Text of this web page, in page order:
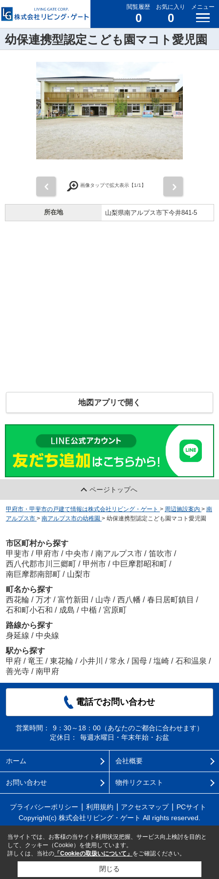
閲覧履歴
0
お気に入り
0
メニュー
幼保連携型認定こども園マコト愛児園
画像タップで拡大表示【1/1】
所在地 山梨県南アルプス市下今井841-5
地図アプリで開く
ページトップへ
甲府市・甲斐市の戸建て情報は株式会社リビング・ゲート > 周辺施設案内 > 南
アルプス市 > 南アルプス市の幼稚園 > 幼保連携型認定こども園マコト愛児園
市区町村から探す
甲斐市 / 甲府市 / 中央市 / 南アルプス市 / 笛吹市 /
西八代郡市川三郷町 / 甲州市 / 中巨摩郡昭和町 /
南巨摩郡南部町 / 山梨市
町名から探す
西花輪 / 万才 / 富竹新田 / 山寺 / 西八幡 / 春日居町鎮目 /
石和町小石和 / 成島 / 中楯 / 宮原町
路線から探す
身延線 / 中央線
駅から探す
甲府 / 竜王 / 東花輪 / 小井川 / 常永 / 国母 / 塩崎 / 石和温泉 /
善光寺 / 南甲府
電話でお問い合わせ
営業時間：
9：30～18：00（あなたのご都合に合わせます）
定休日：
毎週水曜日・年末年始・お盆
ホーム 会社概要
お問い合わせ 物件リクエスト
プライバシーポリシー 利用規約 アクセスマップ
PCサイト
Copyright(c) 株式会社リビング・ゲート All rights reserved.
当サイトでは、お客様の当サイト利用状況把握、サービス向上検討を目的と
して、クッキー（Cookie）を使用しています。
詳しくは、当社の 「Cookieの取扱いについて」 をご確認ください。
閉じる